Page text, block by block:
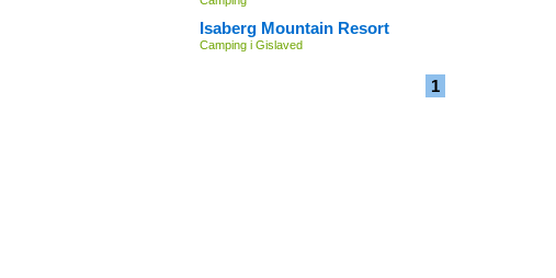
Isaberg Mountain Resort
Camping i Gislaved
1